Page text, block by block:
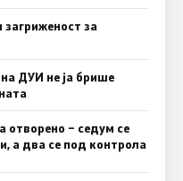
за
ДУИ не ја брише
отворено – седум се
а два се под контрола